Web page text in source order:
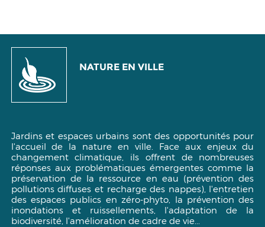
NATURE EN VILLE
Jardins et espaces urbains sont des opportunités pour
l'accueil de la nature en ville. Face aux enjeux du
changement climatique, ils offrent de nombreuses
réponses aux problématiques émergentes comme la
préservation de la ressource en eau (prévention des
pollutions diffuses et recharge des nappes), l'entretien
des espaces publics en zéro-phyto, la prévention des
inondations et ruissellements, l'adaptation de la
biodiversité, l'amélioration de cadre de vie...